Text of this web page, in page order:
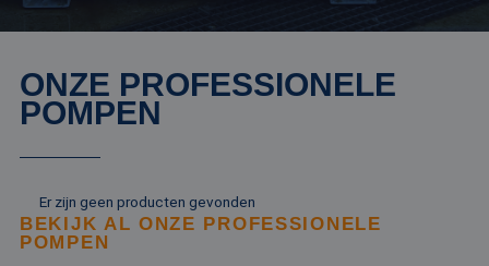
ONZE PROFESSIONELE
POMPEN
Er zijn geen producten gevonden
BEKIJK AL ONZE PROFESSIONELE
POMPEN